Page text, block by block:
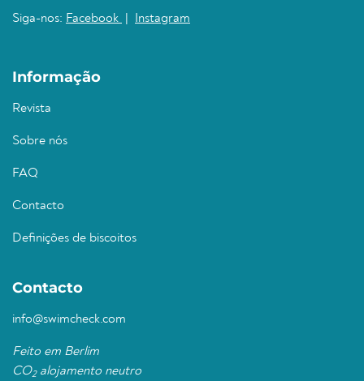
Siga-nos: Facebook Instagram
Informação
Revista
Sobre nós
FAQ
Contacto
Definições de biscoitos
Contacto
info@swimcheck.com
Feito em Berlim
CO2alojamento neutro